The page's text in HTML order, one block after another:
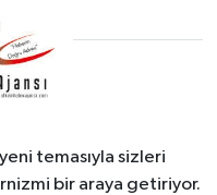
temasıyla sizleri
bir araya getiriyor.